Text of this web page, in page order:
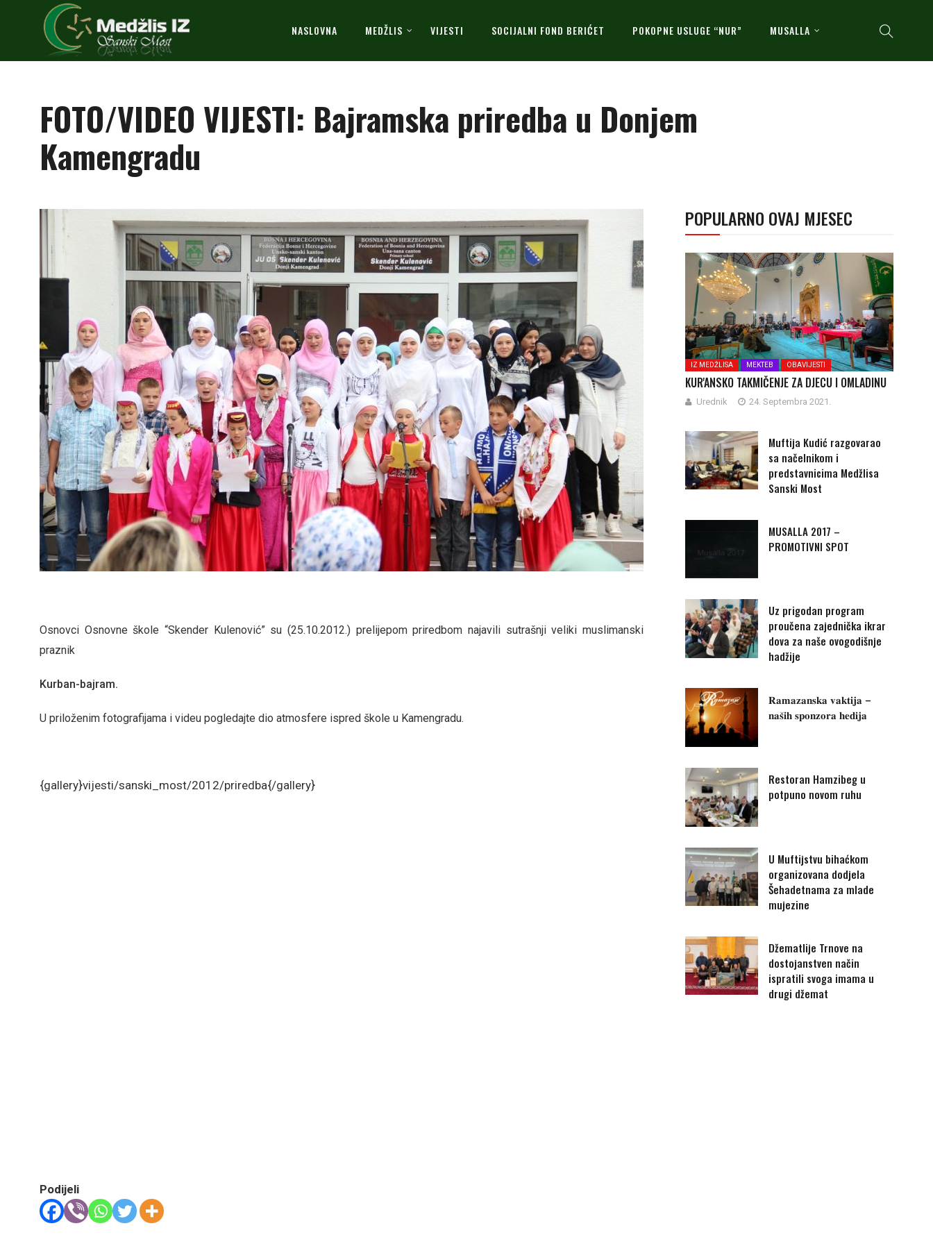
NASLOVNA MEDŽLIS VIJESTI SOCIJALNI FOND BERIĆET POKOPNE USLUGE “NUR” MUSALLA
FOTO/VIDEO VIJESTI: Bajramska priredba u Donjem
Kamengradu
Osnovci Osnovne škole “Skender Kulenović” su (25.10.2012.) prelijepom priredbom najavili sutrašnji veliki muslimanski
praznik
Kurban-bajram.
U priloženim fotografijama i videu pogledajte dio atmosfere ispred škole u Kamengradu.
{gallery}vijesti/sanski_most/2012/priredba{/gallery}
Podijeli
POPULARNO OVAJ MJESEC
IZ MEDŽLISA MEKTEB OBAVIJESTI
KUR'ANSKO TAKMIČENJE ZA DJECU I OMLADINU
Urednik 24. Septembra 2021.
Muftija Kudić razgovarao
sa načelnikom i
predstavnicima Medžlisa
Sanski Most
MUSALLA 2017 –
PROMOTIVNI SPOT
Uz prigodan program
proučena zajednička ikrar
dova za naše ovogodišnje
hadžije
𝐑𝐚𝐦𝐚𝐳𝐚𝐧𝐬𝐤𝐚 𝐯𝐚𝐤𝐭𝐢𝐣𝐚 –
𝐧𝐚𝐬̌𝐢𝐡 𝐬𝐩𝐨𝐧𝐳𝐨𝐫𝐚 𝐡𝐞𝐝𝐢𝐣𝐚
Restoran Hamzibeg u
potpuno novom ruhu
U Muftijstvu bihaćkom
organizovana dodjela
Šehadetnama za mlade
mujezine
Džematlije Trnove na
dostojanstven način
ispratili svoga imama u
drugi džemat